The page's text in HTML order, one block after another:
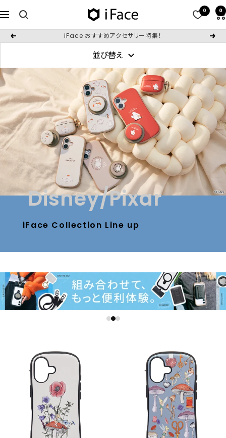
ン
へ
ス
キ
プ
ナ
ビ
ゲ
シ
ョ
ン
iFace
日
本
公
式
サ
イ
ト
0 0
戻
iFace おすすめアクセサリー特集！
次
並び替え
Disney/Pixar
iFace Collection Line up